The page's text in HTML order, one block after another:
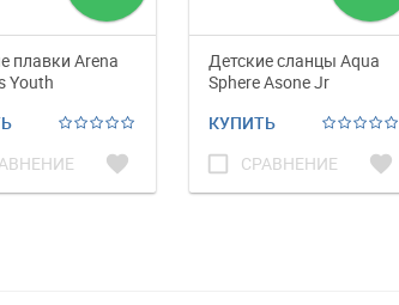
плавки Arena
Youth
favorite
Детские сланцы Aqua
Sphere Asone Jr
КУПИТЬ
check_box_outline_blank СРАВНЕНИЕ favorite